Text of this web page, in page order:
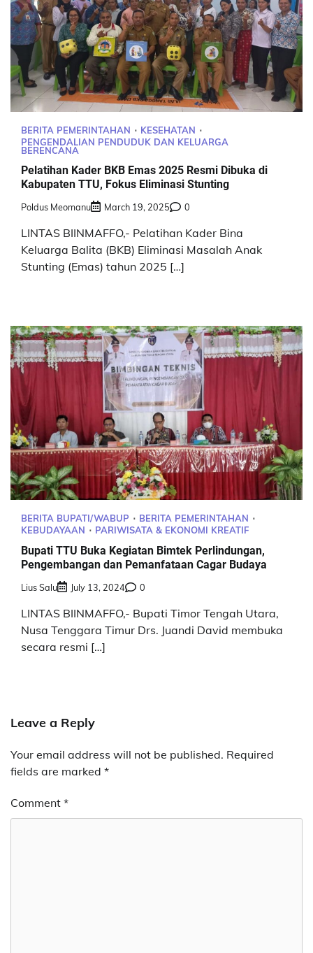
BERITA PEMERINTAHAN
KESEHATAN
PENGENDALIAN PENDUDUK DAN KELUARGA
BERENCANA
Pelatihan Kader BKB Emas 2025 Resmi Dibuka di
Kabupaten TTU, Fokus Eliminasi Stunting
Poldus Meomanu March 19, 2025 0
LINTAS BIINMAFFO,- Pelatihan Kader Bina
Keluarga Balita (BKB) Eliminasi Masalah Anak
Stunting (Emas) tahun 2025 […]
BERITA BUPATI/WABUP
BERITA PEMERINTAHAN
KEBUDAYAAN
PARIWISATA & EKONOMI KREATIF
Bupati TTU Buka Kegiatan Bimtek Perlindungan,
Pengembangan dan Pemanfataan Cagar Budaya
Lius Salu July 13, 2024 0
LINTAS BIINMAFFO,- Bupati Timor Tengah Utara,
Nusa Tenggara Timur Drs. Juandi David membuka
secara resmi […]
Leave a Reply
Your email address will not be published. Required
fields are marked *
Comment *